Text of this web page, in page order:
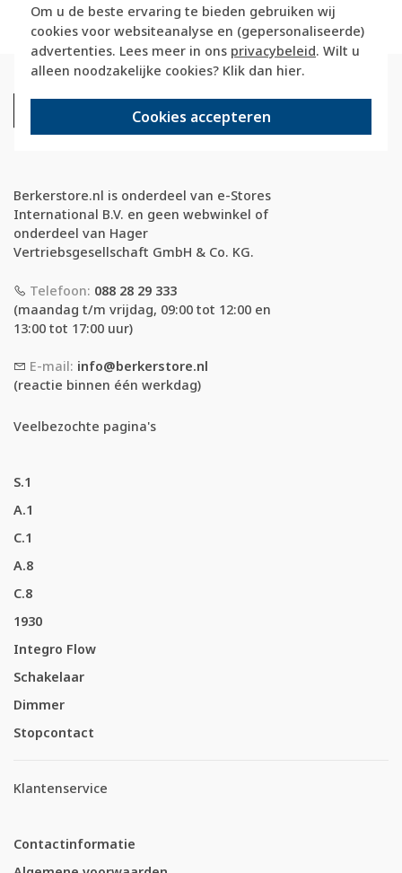
Om u de beste ervaring te bieden gebruiken wij
cookies voor websiteanalyse en (gepersonaliseerde)
advertenties. Lees meer in ons privacybeleid. Wilt u
alleen noodzakelijke cookies? Klik dan hier.
Cookies accepteren
voor 21u besteld, morgen in huis*
Berkerstore.nl is onderdeel van e-Stores
International B.V. en geen webwinkel of
onderdeel van Hager
Vertriebsgesellschaft GmbH & Co. KG.
Telefoon: 088 28 29 333
(maandag t/m vrijdag, 09:00 tot 12:00 en
13:00 tot 17:00 uur)
E-mail: info@berkerstore.nl
(reactie binnen één werkdag)
Veelbezochte pagina's
S.1
A.1
C.1
A.8
C.8
1930
Integro Flow
Schakelaar
Dimmer
Stopcontact
Klantenservice
Contactinformatie